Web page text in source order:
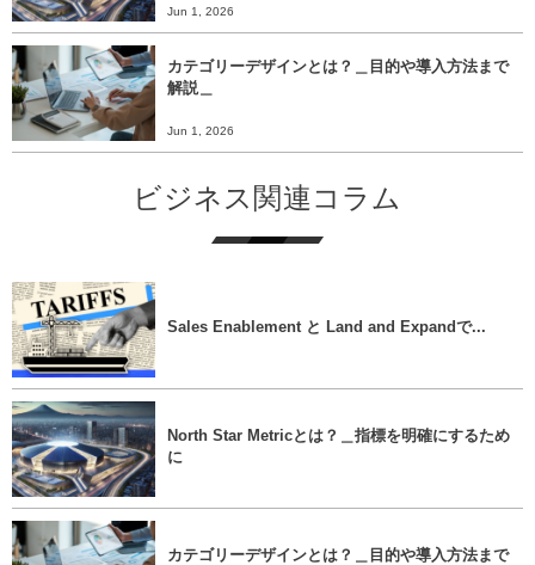
Jun 1, 2026
カテゴリーデザインとは？＿目的や導入方法まで
解説＿
Jun 1, 2026
ビジネス関連コラム
Sales Enablement と Land and Expandで...
North Star Metricとは？＿指標を明確にするため
に
カテゴリーデザインとは？＿目的や導入方法まで